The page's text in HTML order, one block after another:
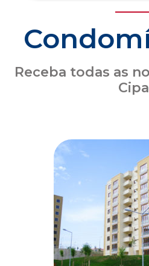
Seguro obrigatório de
síndico precisa saber
das